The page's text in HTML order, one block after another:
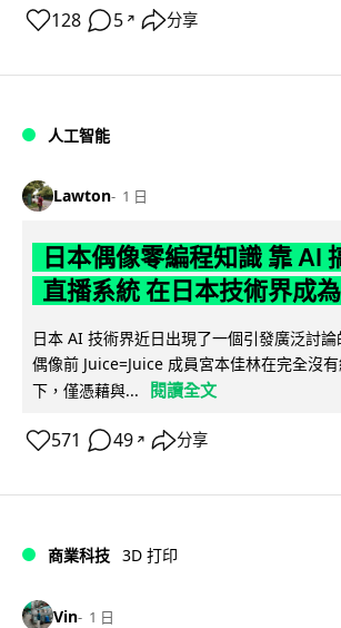
128 5 ↗ 分享
人工智能
Lawton 1 日
日本偶像零編程知識 靠 AI
直播系統 在日本技術界成
日本 AI 技術界近日出現了一個引發廣泛討
偶像前 Juice=Juice 成員宮本佳林在完全沒
下，僅憑藉與...
閱讀全文
571 49 ↗ 分享
商業科技 3D 打印
Vin 1 日